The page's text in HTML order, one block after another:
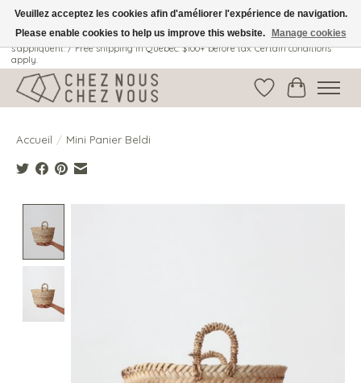
Livraison gratuite au Québec: 100$ + avant taxes. Certaines conditions
s'appliquent. / Free shipping in Quebec: $100+ before tax. Certain conditions
apply.
Liste dePanier
Accueil / Mini Panier Beldi
Veuillez acceptez les cookies afin d'améliorer l'expérience de navigation.
Please enable cookies to help us improve this website.
Manage cookies